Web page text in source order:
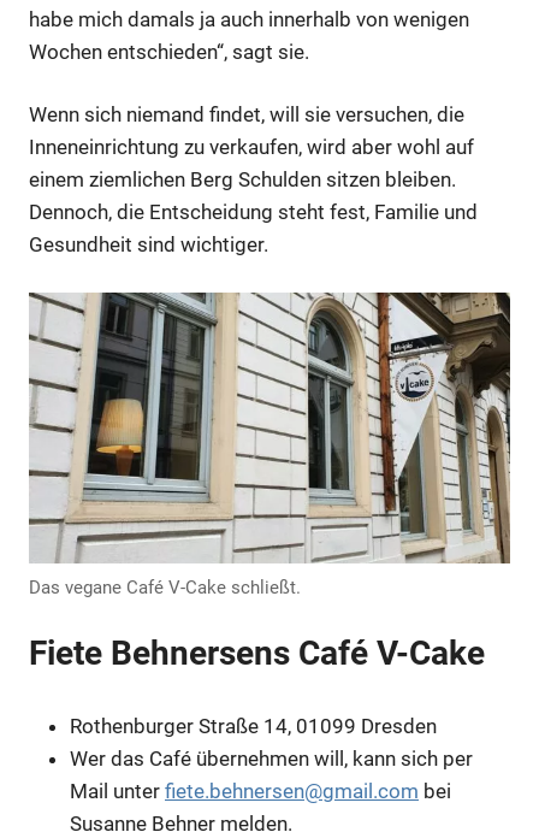
Anzeige
Anzeige
Anzeige
habe mich damals ja auch innerhalb von wenigen
Wochen entschieden“, sagt sie.
Wenn sich niemand findet, will sie versuchen, die
Inneneinrichtung zu verkaufen, wird aber wohl auf
einem ziemlichen Berg Schulden sitzen bleiben.
Dennoch, die Entscheidung steht fest, Familie und
Gesundheit sind wichtiger.
Das vegane Café V-Cake schließt.
Fiete Behnersens Café V-Cake
Rothenburger Straße 14, 01099 Dresden
Wer das Café übernehmen will, kann sich per
Mail unter fiete.behnersen@gmail.com bei
Susanne Behner melden.